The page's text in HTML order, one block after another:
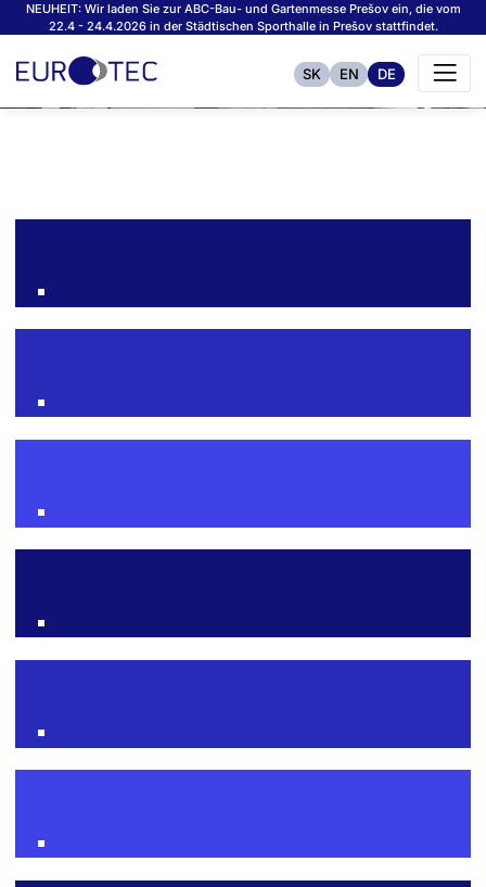
NEUHEIT: Wir laden Sie zur ABC-Bau- und Gartenmesse Prešov ein, die vom
22.4 - 24.4.2026 in der Städtischen Sporthalle in Prešov stattfindet.
SK EN DE